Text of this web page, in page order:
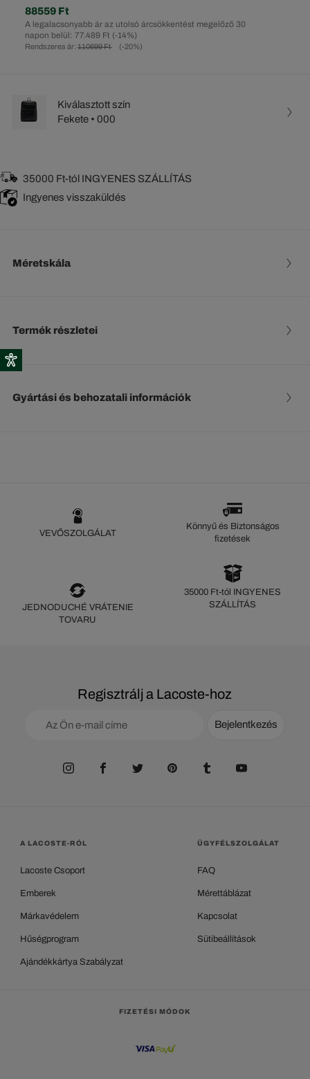
Rendszeres ár: 110699 Ft (-20%)
A legalacsonyabb ár az utolsó árcsökkentést megelőző 30
napon belül: 77.489 Ft (-14%)
88559 Ft
Kiválasztott szín
Fekete • 000
35000 Ft-tól INGYENES SZÁLLÍTÁS
Ingyenes visszaküldés
Méretskála
Termék részletei
Gyártási és behozatali információk
VEVŐSZOLGÁLAT
Könnyű és Biztonságos
fizetések
JEDNODUCHÉ VRÁTENIE
TOVARU
35000 Ft-tól INGYENES
SZÁLLÍTÁS
Regisztrálj a Lacoste-hoz
Bejelentkezés
A LACOSTE-RÓL
Lacoste Csoport
Emberek
Márkavédelem
Hűségprogram
Ajándékkártya Szabályzat
ÜGYFÉLSZOLGÁLAT
FAQ
Mérettáblázat
Kapcsolat
Sütibeállítások
FIZETÉSI MÓDOK